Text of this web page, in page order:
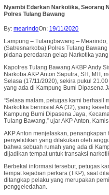
Nyambi Edarkan Narkotika, Seorang
Polres Tulang Bawang
By: mearindoOn: 19/11/2020
Lampung – Tulangbawang –
(Satresnarkoba) Polres Tulang
pidana peredaran gelap Narkotika
Kapolres Tulang Bawang AKBP Andy
Narkoba AKP Anton Saputra, SH, MH,
Selasa (17/11/2020), sekira pukul
yang ada di Kampung Bumi Dipasena
“Selasa malam, petugas kami berhasil
Narkotika berinisial AA (32), yang
Kampung Bumi Dipasena Jaya,
Tulang Bawang,” ujar AKP Anton,
AKP Anton menjelaskan,
penyelidikan yang dilakukan oleh
bahwa sebuah rumah yang ada di
dijadikan tempat untuk transaksi
Berbekal informasi tersebut, petugas
tempat kejadian perkara (TKP), saat
ditangkap pelaku yang merupakan
penggeledahan.